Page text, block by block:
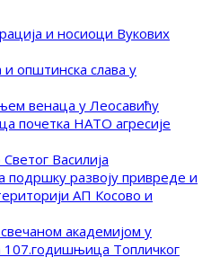
и носиоци Вукових
општинска слава у
венаца у Леосавићу
почетка НАТО агресије
Василија
подршку развоју привреде и
АП Косово и
академијом у
Топличког